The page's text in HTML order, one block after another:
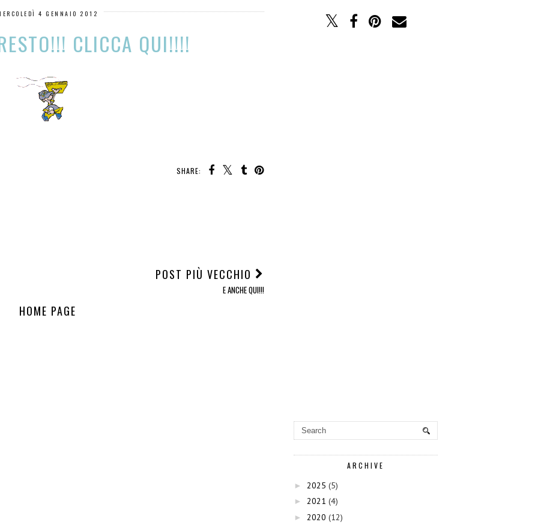
4 GENNAIO 2012
CLICCA QUI!!!!
SHARE:
POST PIÙ VECCHIO
E ANCHE QUI!!!
HOME PAGE
ARCHIVE
► 2025 (5)
► 2021 (4)
► 2020 (12)